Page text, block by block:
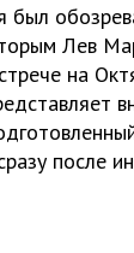
был
Лев
на
после